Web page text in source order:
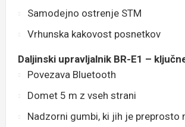
Samodejno ostrenje STM
Vrhunska kakovost posnetkov
Daljinski upravljalnik BR-E1 –
Povezava Bluetooth
Domet 5 m z vseh strani
Nadzorni gumbi, ki jih je preprosto